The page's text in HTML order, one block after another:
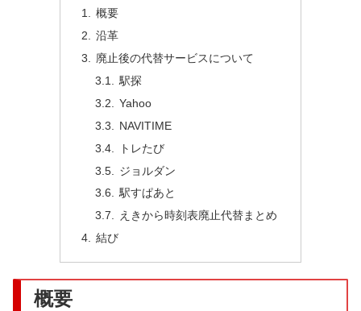
概要
沿革
廃止後の代替サービスについて
駅探
Yahoo
NAVITIME
トレたび
ジョルダン
駅すぱあと
えきから時刻表廃止代替まとめ
結び
概要